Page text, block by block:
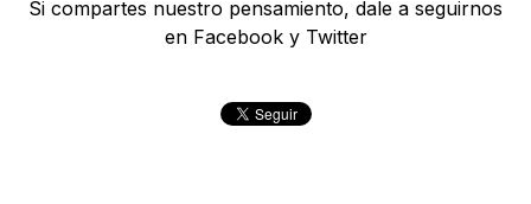
Si compartes nuestro pensamiento, dale a seguirnos
en Facebook y Twitter